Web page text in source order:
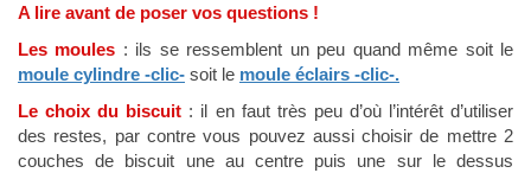
A lire avant de poser vos questions !
Les moules : ils se ressemblent un peu quand même soit le
moule cylindre -clic- soit le moule éclairs -clic-.
Le choix du biscuit : il en faut très peu d’où l’intérêt d’utiliser
des restes, par contre vous pouvez aussi choisir de mettre 2
couches de biscuit une au centre puis une sur le dessus